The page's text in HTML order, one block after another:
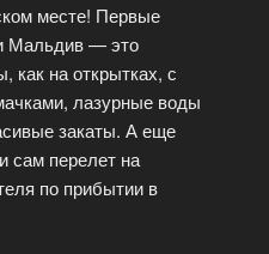
месте! Первые
Мальдив — это
как на открытках, с
лазурные воды
закаты. А еще
сам перелет на
по прибытии в